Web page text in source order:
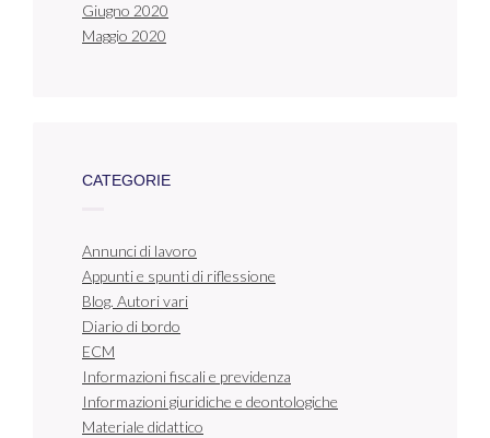
Giugno 2020
Maggio 2020
CATEGORIE
Annunci di lavoro
Appunti e spunti di riflessione
Blog. Autori vari
Diario di bordo
ECM
Informazioni fiscali e previdenza
Informazioni giuridiche e deontologiche
Materiale didattico